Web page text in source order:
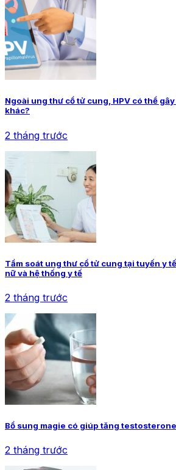
Ngoài ung thư cổ tử cung, HPV có thể
khác?
2 tháng trước
Tầm soát ung thư cổ tử cung tại tuyến y
nữ và hệ thống y tế
2 tháng trước
Bổ sung magie có giúp tăng
2 tháng trước